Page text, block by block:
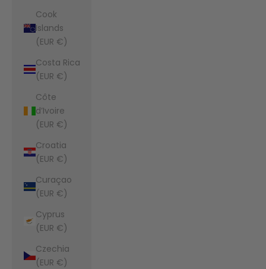
Cook
Islands
(EUR €)
Costa Rica
(EUR €)
Côte
d’Ivoire
(EUR €)
Croatia
(EUR €)
Curaçao
(EUR €)
Cyprus
(EUR €)
Czechia
(EUR €)